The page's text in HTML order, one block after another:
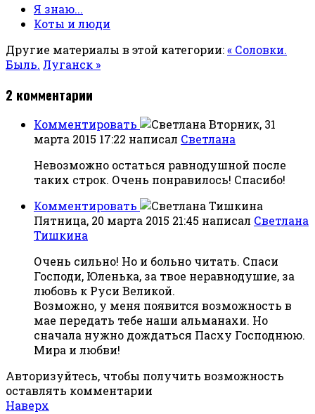
Я знаю...
Коты и люди
Другие материалы в этой категории:« Соловки.
Быль. Луганск »
2 комментарии
Комментировать
Вторник, 31
марта 2015 17:22 написал Светлана
Невозможно остаться равнодушной после
таких строк. Очень понравилось! Спасибо!
Комментировать
Пятница, 20 марта 2015 21:45 написал Светлана
Тишкина
Очень сильно! Но и больно читать. Спаси
Господи, Юленька, за твое неравнодушие, за
любовь к Руси Великой.
Возможно, у меня появится возможность в
мае передать тебе наши альманахи. Но
сначала нужно дождаться Пасху Господнюю.
Мира и любви!
Авторизуйтесь, чтобы получить возможность
оставлять комментарии
Наверх